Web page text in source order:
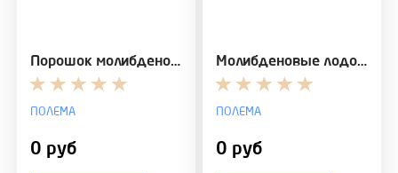
Порошок молибденовый восстановленный ПМ99,95
ПОЛЕМА
0 руб
Молибденовые лодочки
ПОЛЕМА
0 руб